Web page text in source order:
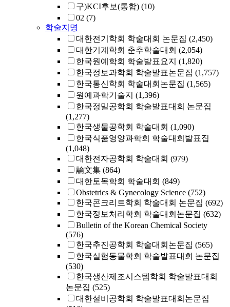
구)KCI후보(통합) (10)
02 (7)
학술지명
대한전기학회 학술대회 논문집 (2,450)
대한기계학회 춘추학술대회 (2,054)
한국원예학회 학술발표요지 (1,820)
한국정보과학회 학술발표논문집 (1,757)
한국통신학회 학술대회논문집 (1,565)
원예과학기술지 (1,396)
한국정밀공학회 학술발표대회 논문집
(1,277)
한국생물공학회 학술대회 (1,090)
한국식품영양과학회 학술대회발표집
(1,048)
대한전자공학회 학술대회 (979)
論文集 (864)
대한토목학회 학술대회 (849)
Obstetrics & Gynecology Science (752)
한국콘크리트학회 학술대회 논문집 (692)
한국정보처리학회 학술대회논문집 (632)
Bulletin of the Korean Chemical Society
(576)
한국추진공학회 학술대회논문집 (565)
한국실험동물학회 학술발표대회 논문집
(530)
한국생산제조시스템학회 학술발표대회
논문집 (525)
대한설비공학회 학술발표대회논문집